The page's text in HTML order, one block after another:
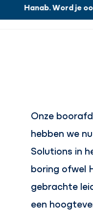
Hanab. Word je
Onze
hebben we
Solutions in
boring ofwel
gebrachte
een